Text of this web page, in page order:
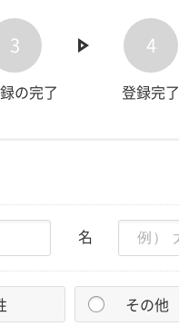
3
の完了
4
登録完了
名
その他